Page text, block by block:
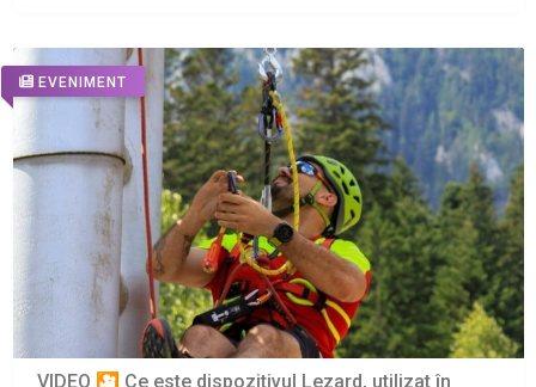
EVENIMENT
VIDEO 🎦 Ce este dispozitivul Lezard, utilizat în